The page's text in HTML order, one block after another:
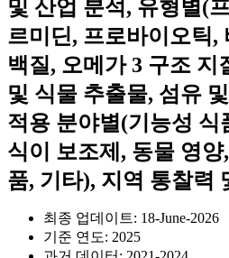
및 산업 분석, 유형별(
르미딘, 프로바이오틱,
백질, 오메가 3 구조 지
및 식물 추출물, 섬유
적용 분야별(기능성 식
식이 보조제, 동물 영
품, 기타), 지역 통찰력
최종 업데이트: 18-June-2026
기준 연도: 2025